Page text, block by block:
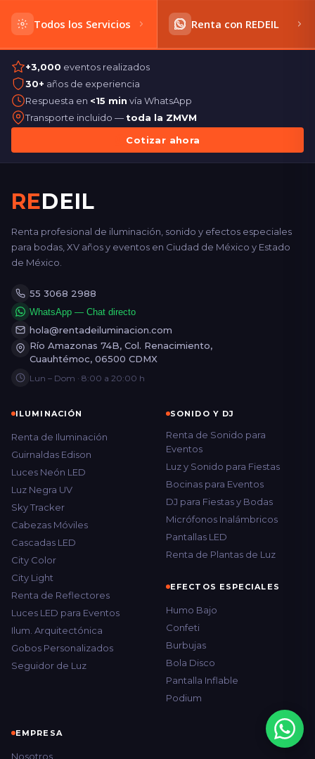
Todos los Servicios Renta con REDEIL
+3,000 eventos realizados
30+ años de experiencia
Respuesta en <15 min vía WhatsApp
Transporte incluido — toda la ZMVM
Cotizar ahora
REDEIL
Renta profesional de iluminación, sonido y efectos especiales
para bodas, XV años y eventos en Ciudad de México y Estado
de México.
55 3068 2988
WhatsApp — Chat directo
hola@rentadeiluminacion.com
Río Amazonas 74B, Col. Renacimiento,
Cuauhtémoc, 06500 CDMX
Lun – Dom · 8:00 a 20:00 h
ILUMINACIÓN
Renta de Iluminación
Guirnaldas Edison
Luces Neón LED
Luz Negra UV
Sky Tracker
Cabezas Móviles
Cascadas LED
City Color
City Light
Renta de Reflectores
Luces LED para Eventos
Ilum. Arquitectónica
Gobos Personalizados
Seguidor de Luz
SONIDO Y DJ
Renta de Sonido para
Eventos
Luz y Sonido para Fiestas
Bocinas para Eventos
DJ para Fiestas y Bodas
Micrófonos Inalámbricos
Pantallas LED
Renta de Plantas de Luz
EFECTOS ESPECIALES
Humo Bajo
Confeti
Burbujas
Bola Disco
Pantalla Inflable
Podium
EMPRESA
Nosotros